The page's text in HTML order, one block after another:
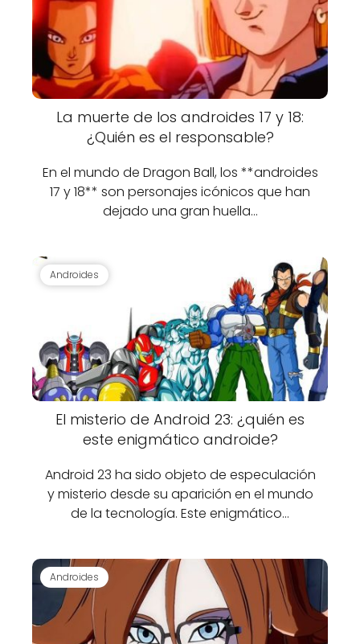
La muerte de los androides 17 y 18:
¿Quién es el responsable?
En el mundo de Dragon Ball, los **androides
17 y 18** son personajes icónicos que han
dejado una gran huella…
Androides
El misterio de Android 23: ¿quién es
este enigmático androide?
Android 23 ha sido objeto de especulación
y misterio desde su aparición en el mundo
de la tecnología. Este enigmático…
Androides